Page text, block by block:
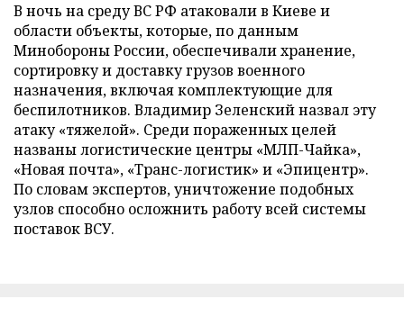
В ночь на среду ВС РФ атаковали в Киеве и
области объекты, которые, по данным
Минобороны России, обеспечивали хранение,
сортировку и доставку грузов военного
назначения, включая комплектующие для
беспилотников. Владимир Зеленский назвал эту
атаку «тяжелой». Среди пораженных целей
названы логистические центры «МЛП-Чайка»,
«Новая почта», «Транс-логистик» и «Эпицентр».
По словам экспертов, уничтожение подобных
узлов способно осложнить работу всей системы
поставок ВСУ.